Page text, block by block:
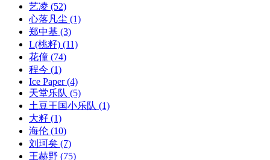
艺凌 (52)
心落凡尘 (1)
郑中基 (3)
L(桃籽) (11)
花僮 (74)
程今 (1)
Ice Paper(4)
天堂乐队 (5)
土豆王国小乐队 (1)
大籽 (1)
海伦 (10)
刘珂矣 (7)
王赫野 (75)